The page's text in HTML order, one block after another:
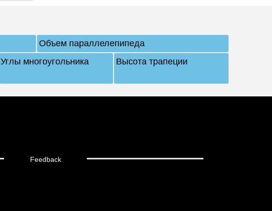
Объем параллелепипеда
Углы многоугольника Высота трапеции
Feedback